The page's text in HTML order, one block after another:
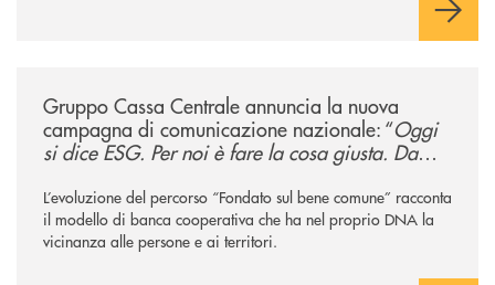
Gruppo Cassa Centrale annuncia la nuova
campagna di comunicazione nazionale: “Oggi
si dice ESG. Per noi è fare la cosa giusta. Da
L’evoluzione del percorso “Fondato sul bene comune” racconta
il modello di banca cooperativa che ha nel proprio DNA la
vicinanza alle persone e ai territori.